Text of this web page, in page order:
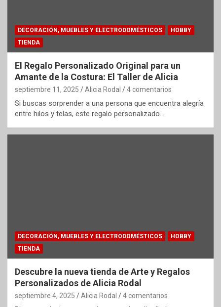
DECORACIÓN, MUEBLES Y ELECTRODOMÉSTICOS
HOBBY
TIENDA
El Regalo Personalizado Original para un
Amante de la Costura: El Taller de Alicia
septiembre 11, 2025 Alicia Rodal 4 comentarios
Si buscas sorprender a una persona que encuentra alegría
entre hilos y telas, este regalo personalizado…
DECORACIÓN, MUEBLES Y ELECTRODOMÉSTICOS
HOBBY
TIENDA
Descubre la nueva tienda de Arte y Regalos
Personalizados de Alicia Rodal
septiembre 4, 2025 Alicia Rodal 4 comentarios